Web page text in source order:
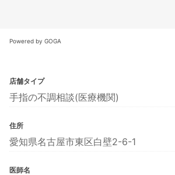
Powered by GOGA
店舗タイプ
手指の不調相談(医療機関)
住所
愛知県名古屋市東区白壁2-6-1
医師名